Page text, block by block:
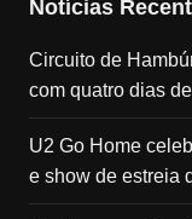
Notícias
Circuito de
com quatro dias
U2 Go Home
e show de estreia